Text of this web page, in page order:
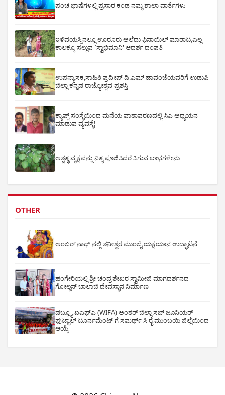
ಪಂಚ ಭಾಷೆಗಳಲ್ಲಿ ಪ್ರಸಾರ ಕಂಡ ನಮ್ಮ ಶಾಲಾ ವಾರ್ತೆಗಳು
ಇಳಿವಯಸ್ಸಿನಲ್ಲೂ ಊರೂರು ಅಲೆದು ಫಿನಾಯಿಲ್ ಮಾರಾಟ,ಎಲ್ಲ
ಕಾಲಕ್ಕೂ ಸಲ್ಲುವ `ಸ್ವಾಭಿಮಾನಿ' ಆದರ್ಶ ದಂಪತಿ
ಉಪನ್ಯಾಸಕ,ಸಾಹಿತಿ ಪ್ರದೀಪ್ ಡಿ.ಎಮ್ ಹಾವಂಜೆಯವರಿಗೆ ಉಡುಪಿ
ಜಿಲ್ಲಾ ಕನ್ನಡ ರಾಜ್ಯೋತ್ಸವ ಪ್ರಶಸ್ತಿ
ಕ್ಯಾಪ್ಸ್ ಸಂಸ್ಥೆಯಿಂದ ಮನೆಯ ವಾತಾವರಣದಲ್ಲಿ ಸಿಎ ಅಧ್ಯಯನ
ಮಾಡುವ ವ್ಯವಸ್ಥೆ!
ಅಶ್ವತ್ಥ ವೃಕ್ಷವನ್ನು ನಿತ್ಯ ಪೂಜಿಸಿದರೆ ಸಿಗುವ ಲಾಭಗಳೇನು
OTHER
ಅಂಬರ್ ನಾಥ್ ನಲ್ಲಿ ಶನೀಶ್ವರ ಮುಂಬೈ ಯಕ್ಷಯಾನ ಉದ್ಘಾಟನೆ
ಹಂಗೇರಿಯಲ್ಲಿ ಶ್ರೀ ಚಂದ್ರಶೇಖರ ಸ್ವಾಮೀಜಿ ಮಾಗದರ್ಶನದ
ಗೋಲ್ಡನ್ ಬಾಲಾಜಿ ದೇವಸ್ಥಾನ ನಿರ್ಮಾಣ
ಡಬ್ಲ್ಯೂ ಐಎಫ್ಎ (WIFA) ಅಂತರ್ ಜಿಲ್ಲಾ ಸಬ್ ಜೂನಿಯರ್
ಫುಟ್ಬಾಲ್ ಟೂರ್ನಮೆಂಟ್ ಗೆ ಸಮರ್ಥ್ ಸಿ ರೈ ಮುಂಬಯಿ ಜಿಲ್ಲೆಯಿಂದ
ಆಯ್ಕೆ